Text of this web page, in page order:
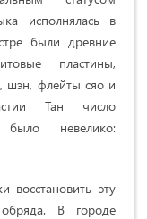
исполнялась в
были древние
пластины,
шэн, флейты сяо и
Тан число
было невелико:
восстановить эту
В городе